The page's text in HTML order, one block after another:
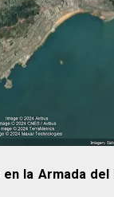
la Armada